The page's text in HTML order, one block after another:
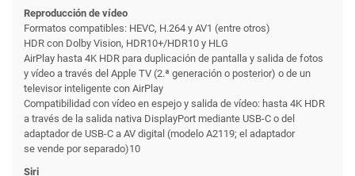
Reproducción de vídeo
Formatos compatibles: HEVC, H.264 y AV1 (entre otros)
HDR con Dolby Vision, HDR10+/HDR10 y HLG
AirPlay hasta 4K HDR para duplicación de pantalla y salida de fotos
y vídeo a través del Apple TV (2.ª generación o posterior) o de un
televisor inteligente con AirPlay
Compati­bilidad con vídeo en espejo y salida de vídeo: hasta 4K HDR
a través de la salida nativa DisplayPort mediante USB-C o del
adaptador de USB-C a AV digital (modelo A2119; el adaptador
se vende por separado)10
Siri